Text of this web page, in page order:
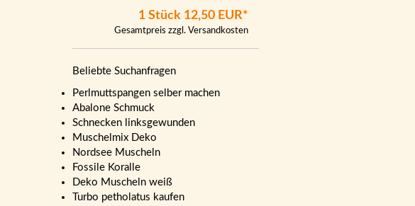
1 Stück 12,50 EUR*
Gesamtpreis zzgl. Versandkosten
Beliebte Suchanfragen
Perlmuttspangen selber machen
Abalone Schmuck
Schnecken linksgewunden
Muschelmix Deko
Nordsee Muscheln
Fossile Koralle
Deko Muscheln weiß
Turbo petholatus kaufen